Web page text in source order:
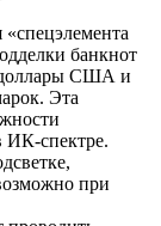
банкнот
доллары США и
Эта
ИК-спектре.
при